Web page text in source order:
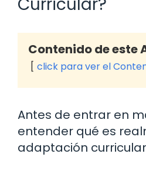
Contenido de este
click para ver el
Antes de entrar en
entender qué es
adaptación